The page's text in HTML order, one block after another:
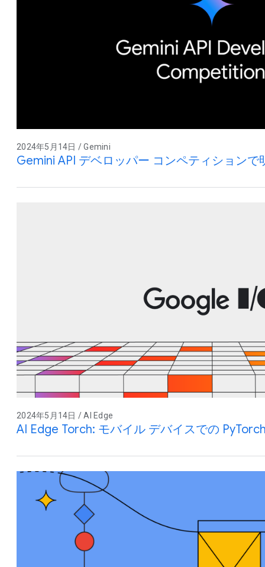
2024年5月14日 / Gemini
Gemini API デベロッパー コンペティション
2024年5月14日 / AI Edge
AI Edge Torch: モバイル デバイスでの